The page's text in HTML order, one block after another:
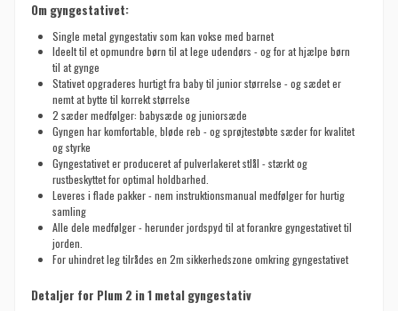
Om gyngestativet:
Single metal gyngestativ som kan vokse med barnet
Ideelt til et opmundre børn til at lege udendørs - og for at hjælpe børn
til at gynge
Stativet opgraderes hurtigt fra baby til junior størrelse - og sædet er
nemt at bytte til korrekt størrelse
2 sæder medfølger: babysæde og juniorsæde
Gyngen har komfortable, bløde reb - og sprøjtestøbte sæder for kvalitet
og styrke
Gyngestativet er produceret af pulverlakeret stlål - stærkt og
rustbeskyttet for optimal holdbarhed.
Leveres i flade pakker - nem instruktionsmanual medfølger for hurtig
samling
Alle dele medfølger - herunder jordspyd til at forankre gyngestativet til
jorden.
For uhindret leg tilrådes en 2m sikkerhedszone omkring gyngestativet
Detaljer for Plum 2 in 1 metal gyngestativ